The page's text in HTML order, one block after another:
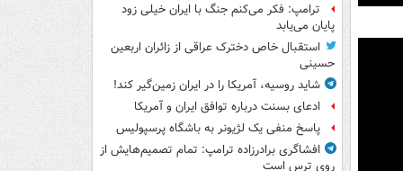
ترامپ: فکر می‌کنم جنگ با ایران خیلی زود
پایان می‌یابد
استقبال خاص دخترک عراقی از زائران اربعین
حسینی
شاید روسیه، آمریکا را در ایران زمین‌گیر کند!
ادعای بسنت درباره توافق ایران و آمریکا
پاسخ منفی یک لژیونر به باشگاه پرسپولیس
افشاگری برادرزاده ترامپ: تمام تصمیم‌هایش از
روی ترس است